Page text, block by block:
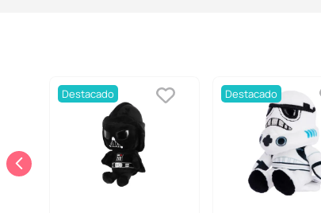
Destacado Destacado